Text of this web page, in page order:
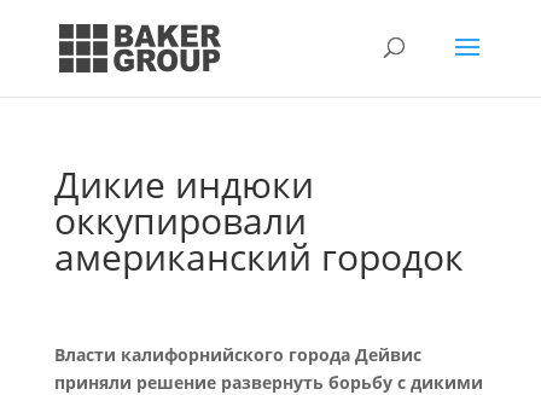
Дикие индюки
оккупировали
американский городок
Власти калифорнийского города Дейвис
приняли решение развернуть борьбу с дикими